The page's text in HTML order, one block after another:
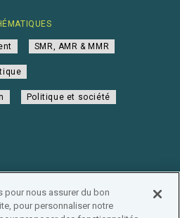
SMR, AMR & MMR
Politique et société
nous assurer du bon
pour personnaliser notre